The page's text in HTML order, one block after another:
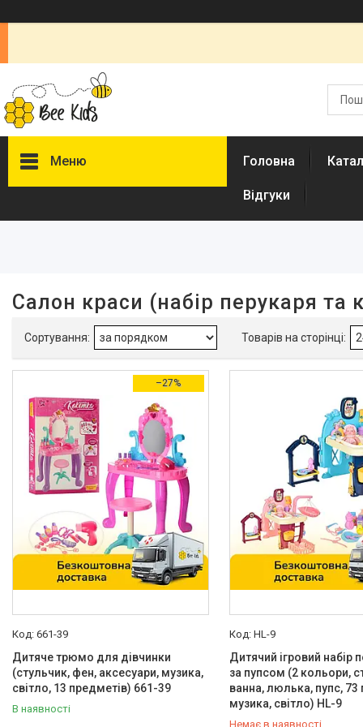
Меню
В наявності 1
Акція
Hola 1
Limo Toy 1
Країна виробник
Дитячий туалетний столик 27
Вікова група
Особливості
Звукові ефекти 29
Мелодії 10
Головна
Відгуки
Салон краси (набір перукаря та
–27%
661-39
Дитяче трюмо для дівчинки
(стульчик, фен, аксесуари, музика,
світло, 13 предметів) 661-39
В наявності
HL-9
Дитячий ігровий набір
за пупсом (2 кольори,
ванна, люлька, пупс, 73
музика, світло) HL-9
Немає в наявності